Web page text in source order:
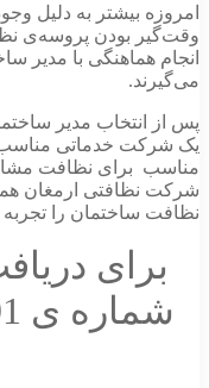
امروزه بیشتر به دلیل
وقت‌گیر بودن پروسه‌ی
انجام هماهنگی با مدیر
می‌گیرند.
پس از انتخاب مدیر
یک شرکت خدماتی مناسب
مناسب برای نظافت
شرکت نظافتی ارمغان
نظافت ساختمان را تجربه
برای